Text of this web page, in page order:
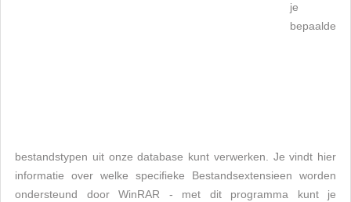
je
bepaalde
bestandstypen uit onze database kunt verwerken. Je vindt hier
informatie over welke specifieke Bestandsextensieen worden
ondersteund door WinRAR - met dit programma kunt je